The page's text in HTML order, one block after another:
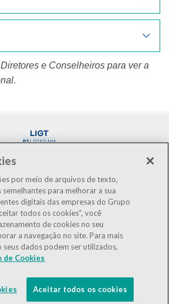
e Conselheiros para ver a
R$3,10 -1,59%
177.726 -0,09%
128.760
R$0,00 0,00%
por meio de arquivos de texto,
para melhorar a sua
digitais das empresas do Grupo
todos os cookies", você
de cookies no seu
a navegação no site. Para mais
seus dados podem ser utilizados,
de Cookies
Aceitar todos os cookies